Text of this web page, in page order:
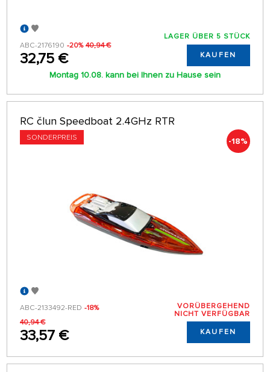
ABC-2176190 -20% 40,94 €
32,75 €
LAGER ÜBER 5 STÜCK
KAUFEN
Montag 10.08. kann bei Ihnen zu Hause sein
RC člun Speedboat 2.4GHz RTR
SONDERPREIS -18%
ABC-2133492-RED -18%
40,94 €
33,57 €
VORÜBERGEHEND
NICHT VERFÜGBAR
KAUFEN